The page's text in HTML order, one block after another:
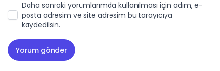
Daha sonraki yorumlarımda kullanılması için adım, e-
posta adresim ve site adresim bu tarayıcıya
kaydedilsin.